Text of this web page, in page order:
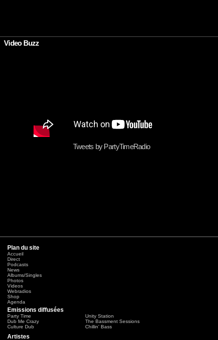
•
Video Buzz
Tweets by PartyTimeRadio
Plan du site
Accueil
Direct
Podcasts
News
Albums/Singles
Photos
Videos
Webradios
Shop
Agenda
Emissions diffusées
Party Time
Unity Station
Dub Me Crazy
The Bassment Sessions
Culture Dub
Chillin' Bass
Artistes